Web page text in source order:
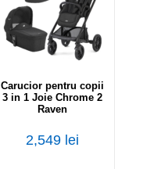
Carucior pentru copii
3 in 1 Joie Chrome 2
Raven
2,549 lei